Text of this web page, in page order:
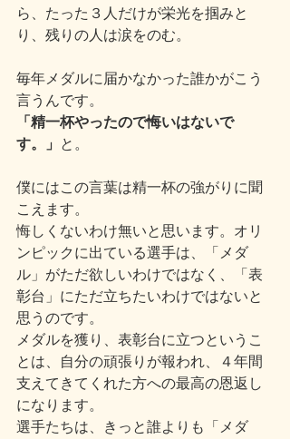
ら、たった３人だけが栄光を掴みと
り、残りの人は涙をのむ。
毎年メダルに届かなかった誰かがこう
言うんです。
「精一杯やったので悔いはないで
す。」
と。
僕にはこの言葉は精一杯の強がりに聞
こえます。
悔しくないわけ無いと思います。オリ
ンピックに出ている選手は、「メダ
ル」がただ欲しいわけではなく、「表
彰台」にただ立ちたいわけではないと
思うのです。
メダルを獲り、表彰台に立つというこ
とは、自分の頑張りが報われ、４年間
支えてきてくれた方への最高の恩返し
になります。
選手たちは、きっと誰よりも「メダ